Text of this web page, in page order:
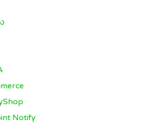
Notify